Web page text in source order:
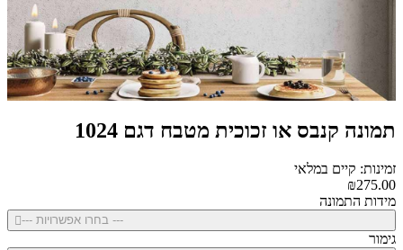
תמונה קנבס או זכוכית מטבח דגם 1024
זמינות: קיים במלאי
₪275.00
מידות התמונה
--- בחרו אפשרויות ---
גימור